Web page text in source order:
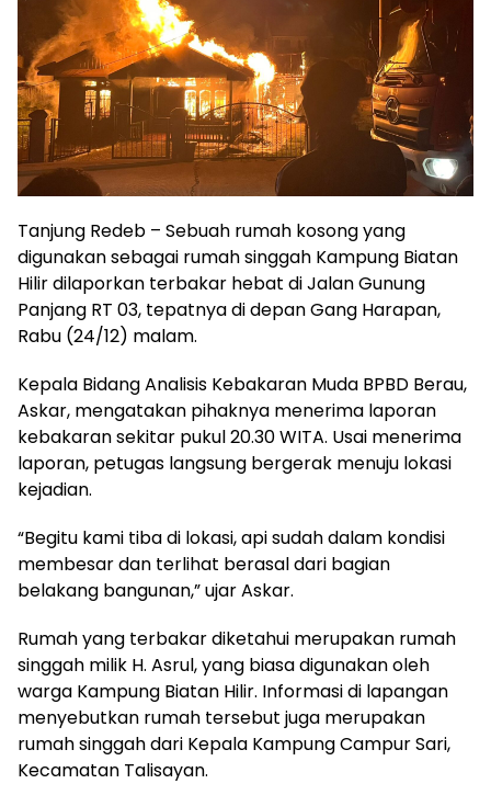
Tanjung Redeb – Sebuah rumah kosong yang
digunakan sebagai rumah singgah Kampung Biatan
Hilir dilaporkan terbakar hebat di Jalan Gunung
Panjang RT 03, tepatnya di depan Gang Harapan,
Rabu (24/12) malam.
Kepala Bidang Analisis Kebakaran Muda BPBD Berau,
Askar, mengatakan pihaknya menerima laporan
kebakaran sekitar pukul 20.30 WITA. Usai menerima
laporan, petugas langsung bergerak menuju lokasi
kejadian.
“Begitu kami tiba di lokasi, api sudah dalam kondisi
membesar dan terlihat berasal dari bagian
belakang bangunan,” ujar Askar.
Rumah yang terbakar diketahui merupakan rumah
singgah milik H. Asrul, yang biasa digunakan oleh
warga Kampung Biatan Hilir. Informasi di lapangan
menyebutkan rumah tersebut juga merupakan
rumah singgah dari Kepala Kampung Campur Sari,
Kecamatan Talisayan.